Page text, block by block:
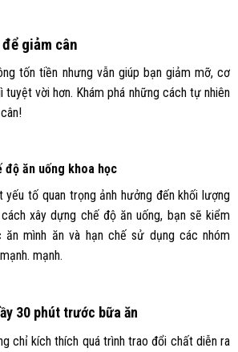
giảm cân
tốn tiền nhưng vẫn giúp bạn giảm mỡ, cơ
tuyệt vời hơn. Khám phá những cách tự nhiên
độ ăn uống khoa học
tố quan trọng ảnh hưởng đến khối lượng
xây dựng chế độ ăn uống, bạn sẽ kiểm
mình ăn và hạn chế sử dụng các nhóm
mạnh.
30 phút trước bữa ăn
chỉ kích thích quá trình trao đổi chất diễn ra